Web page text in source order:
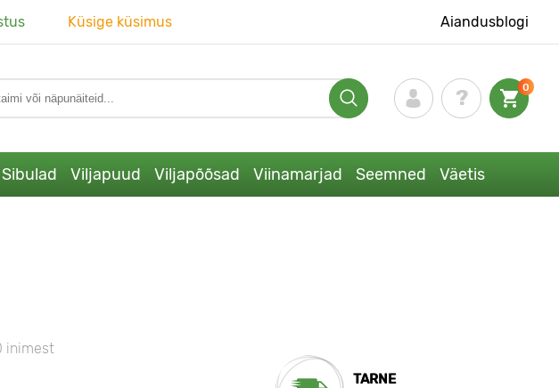
Küsige küsimus Aiandusblogi
0
Sibulad Viljapuud Viljapõõsad Viinamarjad Seemned Väetis
inimest
TARNE